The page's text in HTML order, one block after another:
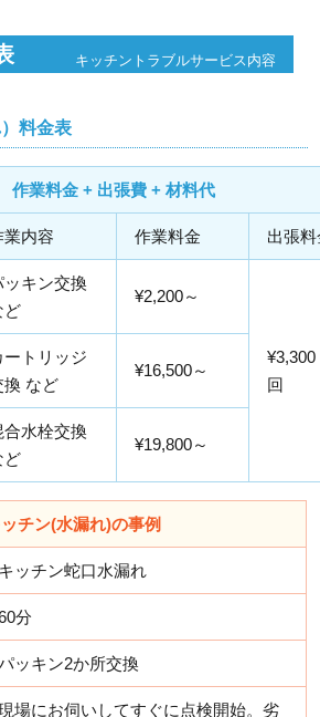
キッチントラブルサービス内容
料金表
作業料金 + 出張費 + 材料代
業内容 作業料金 出張
ッキン交換
ど
¥2,200～
回
ートリッジ
換 など
¥16,500～
合水栓交換
ど
¥19,800～
チン(水漏れ)の事例
キッチン蛇口水漏れ
分
ッキン2か所交換
場にお伺いしてすぐに点検開始。劣